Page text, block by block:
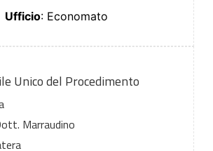
Ufficio: Economato
Unico del Procedimento
Marraudino